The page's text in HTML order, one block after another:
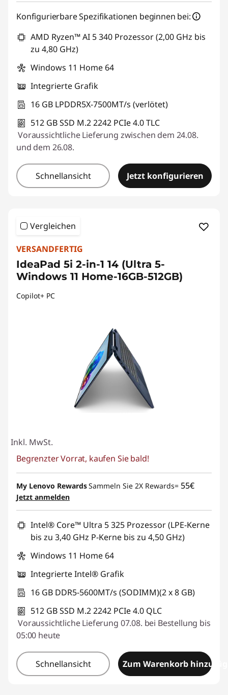
Konfigurierbare Spezifikationen beginnen bei:
AMD Ryzen™ AI 5 340 Prozessor (2,00 GHz bis
zu 4,80 GHz)
Windows 11 Home 64
Integrierte Grafik
16 GB LPDDR5X-7500MT/s (verlötet)
512 GB SSD M.2 2242 PCIe 4.0 TLC
Voraussichtliche Lieferung zwischen dem 24.08.
und dem 26.08.
Schnellansicht Jetzt konfigurieren
Vergleichen
VERSANDFERTIG
IdeaPad 5i 2-in-1 14 (Ultra 5-
Windows 11 Home-16GB-512GB)
Copilot+ PC
Inkl. MwSt.
Begrenzter Vorrat, kaufen Sie bald!
My Lenovo RewardsSammeln Sie 2X Rewards= 55€
Jetzt anmelden
Intel® Core™ Ultra 5 325 Prozessor (LPE-Kerne
bis zu 3,40 GHz P-Kerne bis zu 4,50 GHz)
Windows 11 Home 64
Integrierte Intel® Grafik
16 GB DDR5-5600MT/s (SODIMM)(2 x 8 GB)
512 GB SSD M.2 2242 PCIe 4.0 QLC
Voraussichtliche Lieferung 07.08. bei Bestellung bis
05:00 heute
Schnellansicht Zum Warenkorb